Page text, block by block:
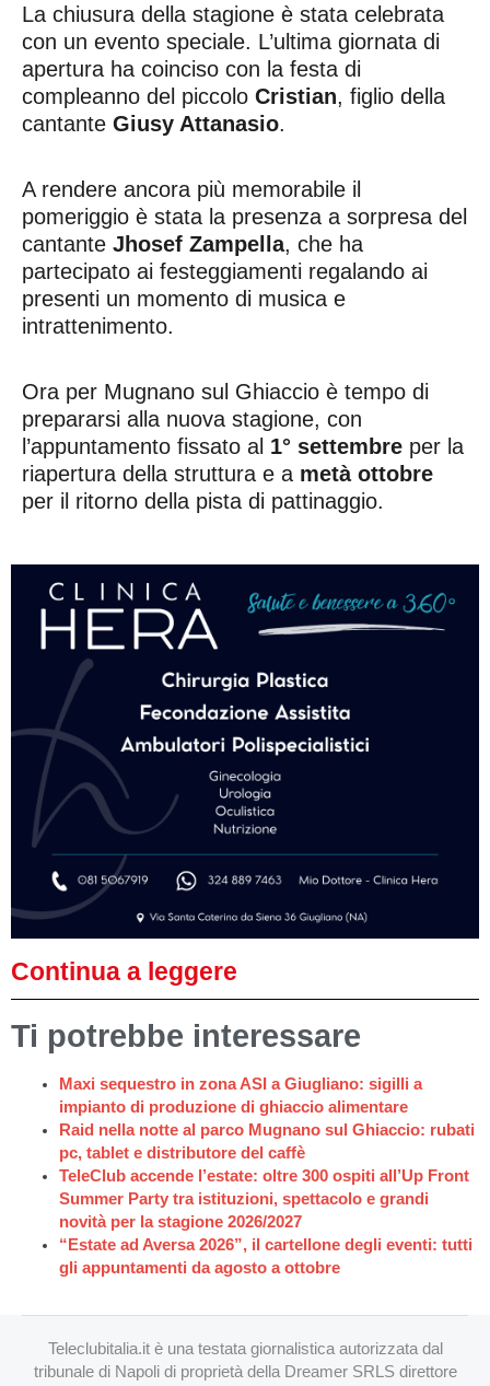
La chiusura della stagione è stata celebrata
con un evento speciale. L’ultima giornata di
apertura ha coinciso con la festa di
compleanno del piccolo Cristian, figlio della
cantante Giusy Attanasio.
A rendere ancora più memorabile il
pomeriggio è stata la presenza a sorpresa del
cantante Jhosef Zampella, che ha
partecipato ai festeggiamenti regalando ai
presenti un momento di musica e
intrattenimento.
Ora per Mugnano sul Ghiaccio è tempo di
prepararsi alla nuova stagione, con
l’appuntamento fissato al 1° settembre per la
riapertura della struttura e a metà ottobre
per il ritorno della pista di pattinaggio.
Continua a leggere
Ti potrebbe interessare
Maxi sequestro in zona ASI a Giugliano: sigilli a
impianto di produzione di ghiaccio alimentare
Raid nella notte al parco Mugnano sul Ghiaccio: rubati
pc, tablet e distributore del caffè
TeleClub accende l’estate: oltre 300 ospiti all’Up Front
Summer Party tra istituzioni, spettacolo e grandi
novità per la stagione 2026/2027
“Estate ad Aversa 2026”, il cartellone degli eventi: tutti
gli appuntamenti da agosto a ottobre
Teleclubitalia.it è una testata giornalistica autorizzata dal
tribunale di Napoli di proprietà della Dreamer SRLS direttore